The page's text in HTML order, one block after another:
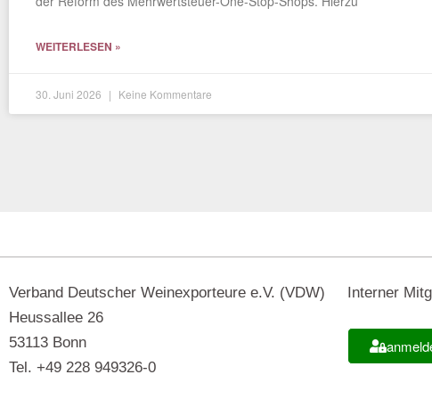
WEITERLESEN »
30. Juni 2026 Keine Kommentare
Verband Deutscher Weinexporteure e.V. (VDW)
Heussallee 26
53113 Bonn
Tel. +49 228 949326-0
Interner